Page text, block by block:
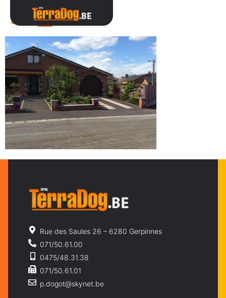
IMG_0479
Rue des Saules 26 – 6280 Gerpinnes
071/50.61.00
0475/48.31.38
071/50.61.01
p.dogot@skynet.be